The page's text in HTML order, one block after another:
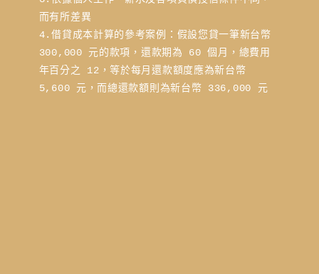
而有所差異
4.借貸成本計算的參考案例：假設您貸一筆新台幣
300,000 元的款項，還款期為 60 個月，總費用
年百分之 12，等於每月還款額度應為新台幣
5,600 元，而總還款額則為新台幣 336,000 元